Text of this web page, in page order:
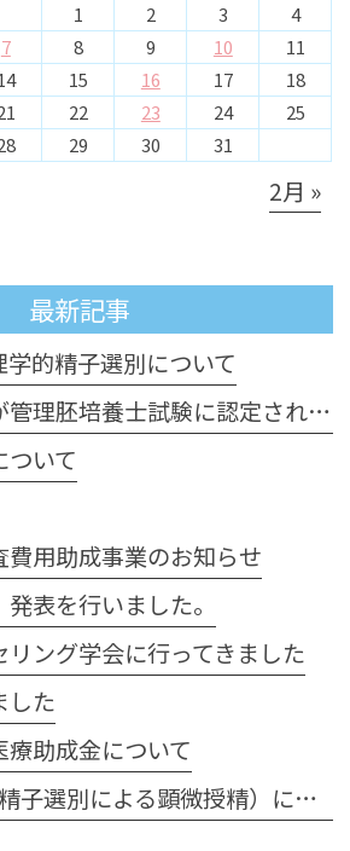
1 2 3
4
7 8 9 10
11
15 16 17
18
22 23 24
25
29 30 31
2月 »
最新記事
的精子選別について
培養部長 糸井が管理胚培養士試験に認定されました
ついて
用助成事業のお知らせ
表を行いました。
リング学会に行ってきました
した
助成金について
PICSI（生理学的精子選別による顕微授精）について